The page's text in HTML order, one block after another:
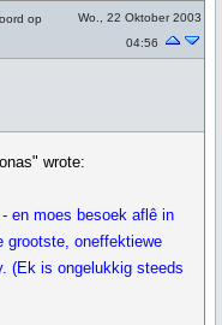
op
Wo., 22 Oktober 2003
04:56
wrote:
en moes besoek aflê in
grootste, oneffektiewe
(Ek is ongelukkig steeds